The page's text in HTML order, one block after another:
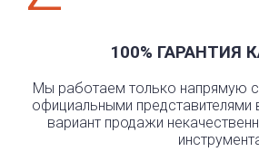
100% ГАРАНТИЯ
Мы работаем только напрямую
официальными представителями
вариант продажи